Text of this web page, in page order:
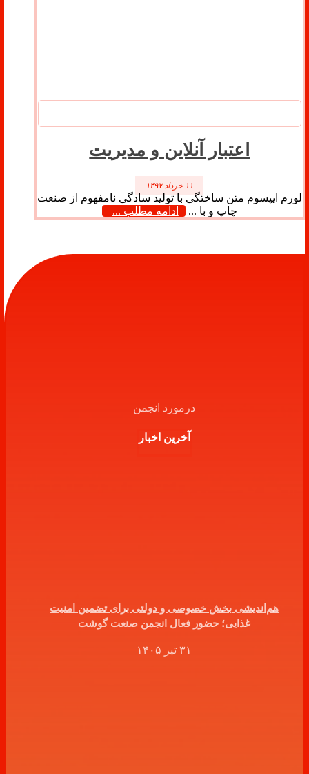
اعتبار آنلاین و مدیریت
۱۱ خرداد ۱۳۹۷
لورم ایپسوم متن ساختگی با تولید سادگی نامفهوم از صنعت
چاپ و با ...
ادامه مطلب ...
درمورد انجمن
آخرین اخبار
هم‌اندیشی بخش خصوصی و دولتی برای تضمین امنیت
غذایی؛ حضور فعال انجمن صنعت گوشت
۳۱ تیر ۱۴۰۵